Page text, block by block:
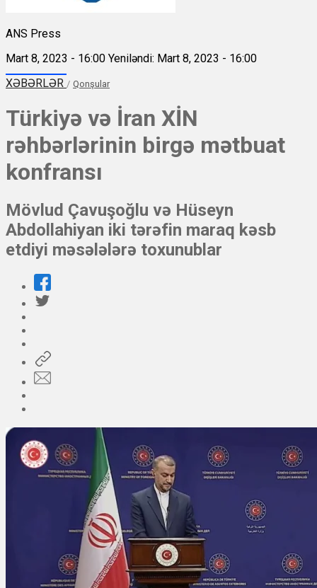
ANS Press
Mart 8, 2023 - 16:00 Yeniləndi: Mart 8, 2023 - 16:00
XƏBƏRLƏR / Qonşular
Türkiyə və İran XİN
rəhbərlərinin birgə mətbuat
konfransı
Mövlud Çavuşoğlu və Hüseyn
Abdollahiyan iki tərəfin maraq kəsb
etdiyi məsələlərə toxunublar